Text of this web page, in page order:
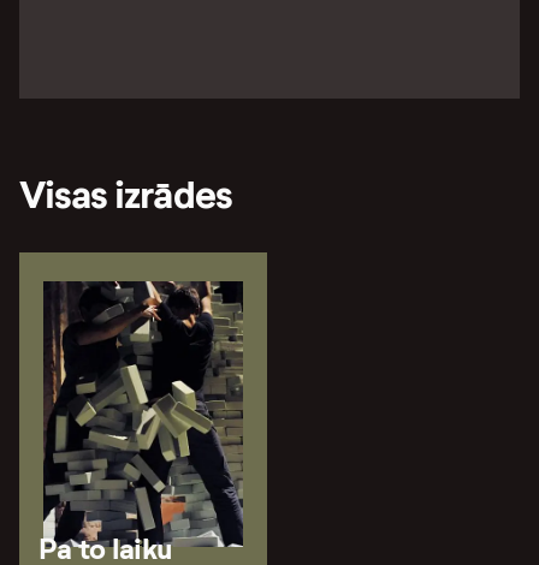
Visas izrādes
Pa to laiku